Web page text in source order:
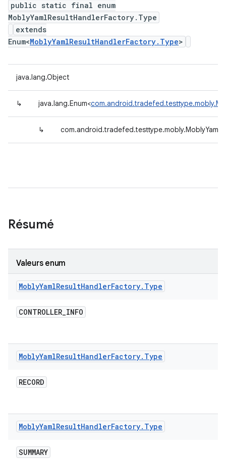
public static final enum
MoblyYamlResultHandlerFactory.Type
extends
Enum<MoblyYamlResultHandlerFactory.Type>
java.lang.Object
↳ java.lang.Enum<
↳
Résumé
Valeurs enum
MoblyYamlResultHandlerFactory. Type
CONTROLLER_INFO
MoblyYamlResultHandlerFactory. Type
RECORD
MoblyYamlResultHandlerFactory. Type
SUMMARY